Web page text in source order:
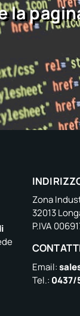
la
Zona
32013
P.IVA
Email:
Tel.: 0437/